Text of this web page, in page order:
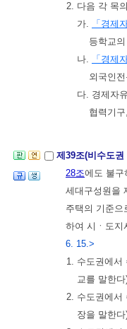
2. 다음 각 목
가.
「경제
등학교
나.
「경제
외국인
다. 경제자
협력기
제39조(비수도
28조에도 불구
세대구성원을
주택의 기준
하여 시ㆍ도지
6. 15.>
1. 수도권에서
교를 말한
2. 수도권에서
장을 말한